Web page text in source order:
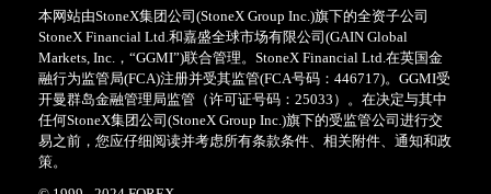
本网站由StoneX集团公司(StoneX Group Inc.)旗下的全资子公司
StoneX Financial Ltd.和嘉盛全球市场有限公司(GAIN Global
Markets, Inc.，“GGMI”)联合管理。StoneX Financial Ltd.在英国金
融行为监管局(FCA)注册并受其监管(FCA号码：446717)。GGMI受
开曼群岛金融管理局监管（许可证号码：25033）。在决定与其中
任何StoneX集团公司(StoneX Group Inc.)旗下的受监管公司进行交
易之前，您应仔细阅读并考虑所有条款条件、相关附件、通知和政
策。